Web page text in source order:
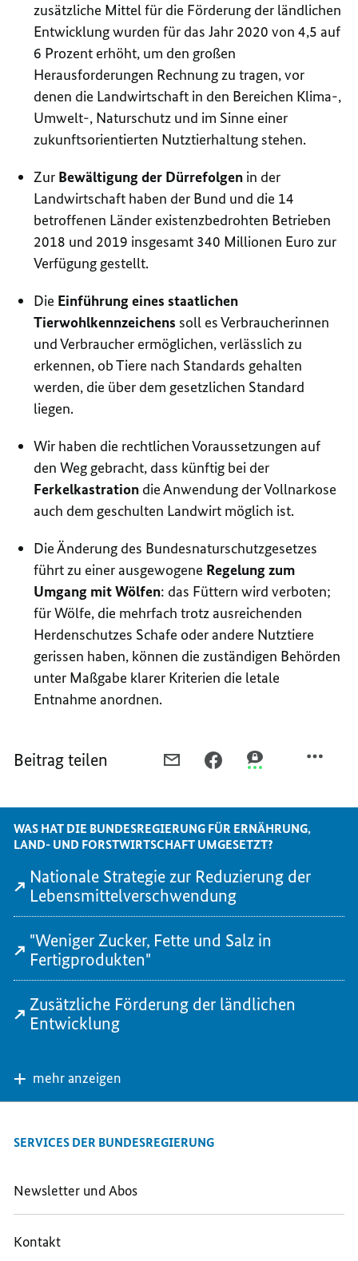
zusätzliche Mittel für die Förderung der ländlichen
Entwicklung wurden für das Jahr 2020 von 4,5 auf
6 Prozent erhöht, um den großen
Herausforderungen Rechnung zu tragen, vor
denen die Landwirtschaft in den Bereichen Klima-,
Umwelt-, Naturschutz und im Sinne einer
zukunftsorientierten Nutztierhaltung stehen.
Zur Bewältigung der Dürrefolgen in der
Landwirtschaft haben der Bund und die 14
betroffenen Länder existenzbedrohten Betrieben
2018 und 2019 insgesamt 340 Millionen Euro zur
Verfügung gestellt.
Die Einführung eines staatlichen
Tierwohlkennzeichens soll es Verbraucherinnen
und Verbraucher ermöglichen, verlässlich zu
erkennen, ob Tiere nach Standards gehalten
werden, die über dem gesetzlichen Standard
liegen.
Wir haben die rechtlichen Voraussetzungen auf
den Weg gebracht, dass künftig bei der
Ferkelkastration die Anwendung der Vollnarkose
auch dem geschulten Landwirt möglich ist.
Die Änderung des Bundesnaturschutzgesetzes
führt zu einer ausgewogene Regelung zum
Umgang mit Wölfen: das Füttern wird verboten;
für Wölfe, die mehrfach trotz ausreichenden
Herdenschutzes Schafe oder andere Nutztiere
gerissen haben, können die zuständigen Behörden
unter Maßgabe klarer Kriterien die letale
Entnahme anordnen.
Beitrag teilen
ERNÄHRUNG,
UND
FORSTWIRTSCHAFT
LAND-
FORSTWIRTSCHAFT
LAND-
WAS HAT DIE BUNDESREGIERUNG FÜR ERNÄHRUNG,
LAND- UND FORSTWIRTSCHAFT UMGESETZT?
Nationale Strategie zur Reduzierung der
Lebensmittelverschwendung
"Weniger Zucker, Fette und Salz in
Fertigprodukten"
Zusätzliche Förderung der ländlichen
Entwicklung
mehr anzeigen
SERVICES DER BUNDESREGIERUNG
Newsletter und Abos
Kontakt